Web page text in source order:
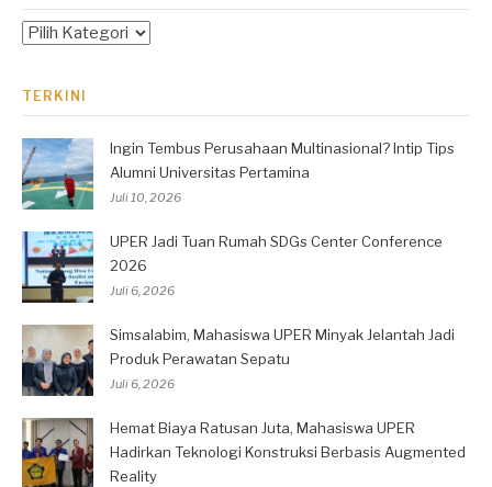
Kategori
TERKINI
Ingin Tembus Perusahaan Multinasional? Intip Tips
Alumni Universitas Pertamina
Juli 10, 2026
UPER Jadi Tuan Rumah SDGs Center Conference
2026
Juli 6, 2026
Simsalabim, Mahasiswa UPER Minyak Jelantah Jadi
Produk Perawatan Sepatu
Juli 6, 2026
Hemat Biaya Ratusan Juta, Mahasiswa UPER
Hadirkan Teknologi Konstruksi Berbasis Augmented
Reality